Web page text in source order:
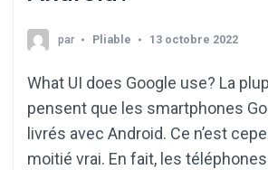
par Pliable 13 octobre 2022
What UI does Google use? La
pensent que les smartphones
livrés avec Android. Ce n’est
moitié vrai. En fait, les